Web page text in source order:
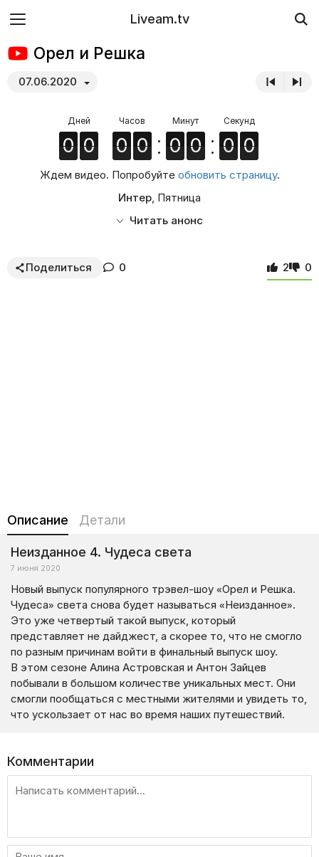
Liveam.tv
Орел и Решка
07.06.2020
0
0
0
0 0
0
0
0 0
0
0
0 0
0
0
0 0
0
0
0 0
0
0
0 0
0
0
0 0
0
0
0
Ждем видео. Попробуйте обновить страницу.
Интер, Пятница
Читать анонс
Поделиться 0 2 0
Описание Детали
Неизданное 4. Чудеса света
7 июня 2020
Новый выпуск популярного трэвел-шоу «Орел и Решка.
Чудеса» света снова будет называться «Неизданное».
Это уже четвертый такой выпуск, который
представляет не дайджест, а скорее то, что не смогло
по разным причинам войти в финальный выпуск шоу.
В этом сезоне Алина Астровская и Антон Зайцев
побывали в большом количестве уникальных мест. Они
смогли пообщаться с местными жителями и увидеть то,
что ускользает от нас во время наших путешествий.
Комментарии